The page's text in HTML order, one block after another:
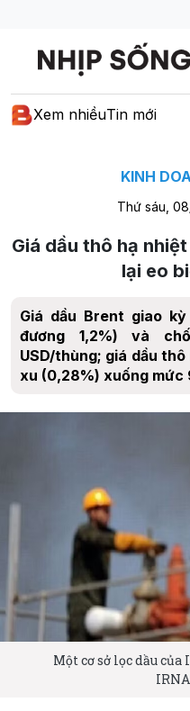
Xem nhiềuTin mới
KINH
Thứ sáu,
Giá dầu thô hạ
lại eo
Giá dầu Brent giao kỳ
đương 1,2%) và
USD/thùng; giá dầu
xu (0,28%) xuống mức
Một cơ sở lọc dầu